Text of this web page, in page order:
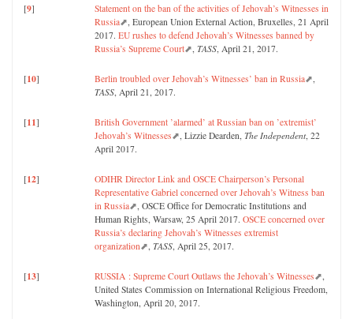
[9]
Statement on the ban of the activities of Jehovah’s Witnesses in
Russia
, European Union External Action, Bruxelles, 21 April
2017. EU rushes to defend Jehovah’s Witnesses banned by
Russia’s Supreme Court
TASS , April 21, 2017.
[10] Berlin troubled over Jehovah’s Witnesses’ ban in Russia
TASS , April 21, 2017.
[11]
British Government ’alarmed’ at Russian ban on ’extremist’
Jehovah’s Witnesses
, Lizzie Dearden, The Independent, 22
April 2017.
[12]
ODIHR Director Link and OSCE Chairperson’s Personal
Representative Gabriel concerned over Jehovah’s Witness ban
in Russia
, OSCE Office for Democratic Institutions and
Human Rights, Warsaw, 25 April 2017. OSCE concerned over
Russia’s declaring Jehovah’s Witnesses extremist
organization
TASS , April 25, 2017.
[13] RUSSIA : Supreme Court Outlaws the Jehovah’s Witnesses
United States Commission on International Religious Freedom,
Washington, April 20, 2017.